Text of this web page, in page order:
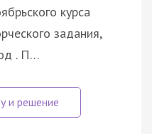
курса
задания,
. П…